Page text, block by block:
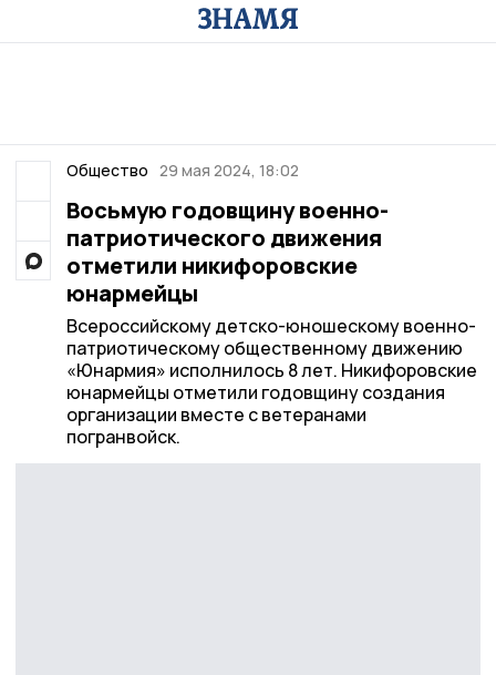
Общество 29 мая 2024, 18:02
Восьмую годовщину военно-
патриотического движения
отметили никифоровские
юнармейцы
Всероссийскому детско-юношескому военно-
патриотическому общественному движению
«Юнармия» исполнилось 8 лет. Никифоровские
юнармейцы отметили годовщину создания
организации вместе с ветеранами
погранвойск.